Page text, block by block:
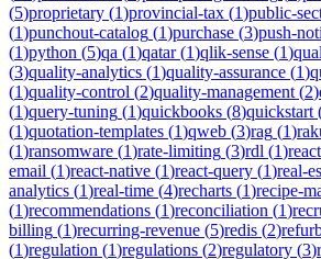
(5)proprietary (1)provincial-tax (1)public-
(1)punchout-catalog (1)purchase (3)push-
(1)python (5)qa (1)qatar(1)qlik-sense (1)
(3)quality-analytics (1)quality-assurance (1)
(1)quality-control (2)quality-management (2)
(1)query-tuning (1)quickbooks (8)quickstart
(1)quotation-templates (1)qweb (3)rag (1)
(1)ransomware (1)rate-limiting (3)rdl (1)react
email (1)react-native (1)react-query (1)real-
analytics (1)real-time (4)recharts (1)recipe-
(1)recommendations (1)reconciliation (1)
billing (1)recurring-revenue (5)redis (2)
(1)regulation (1)regulations (2)regulatory (3)